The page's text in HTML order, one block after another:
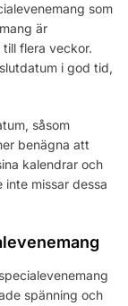
som
är
flera veckor.
i god tid,
såsom
benägna att
kalendrar och
missar dessa
spänning och